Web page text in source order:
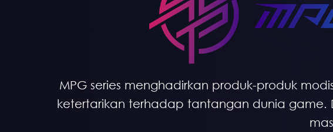
MPG series menghadirkan produk-produk
ketertarikan terhadap tantangan dunia game.